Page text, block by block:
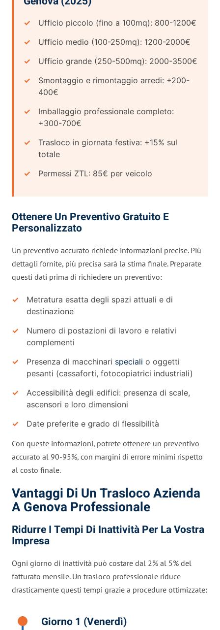
Ufficio piccolo (fino a 100mq): 800-1200€
Ufficio medio (100-250mq): 1200-2000€
Ufficio grande (250-500mq): 2000-3500€
Smontaggio e rimontaggio arredi: +200-
400€
Imballaggio professionale completo:
+300-700€
Trasloco in giornata festiva: +15% sul
totale
Permessi ZTL: 85€ per veicolo
Ottenere Un Preventivo Gratuito E
Personalizzato
Un preventivo accurato richiede informazioni precise. Più
dettagli fornite, più precisa sarà la stima finale. Preparate
questi dati prima di richiedere un preventivo:
Metratura esatta degli spazi attuali e di
destinazione
Numero di postazioni di lavoro e relativi
complementi
Presenza di macchinari speciali o oggetti
pesanti (cassaforti, fotocopiatrici industriali)
Accessibilità degli edifici: presenza di scale,
ascensori e loro dimensioni
Date preferite e grado di flessibilità
Con queste informazioni, potrete ottenere un preventivo
accurato al 90-95%, con margini di errore minimi rispetto
al costo finale.
Vantaggi Di Un Trasloco Azienda
A Genova Professionale
Ridurre I Tempi Di Inattività Per La Vostra
Impresa
Ogni giorno di inattività può costare dal 2% al 5% del
fatturato mensile. Un trasloco professionale riduce
drasticamente questi tempi grazie a procedure ottimizzate:
Giorno 1 (venerdì)